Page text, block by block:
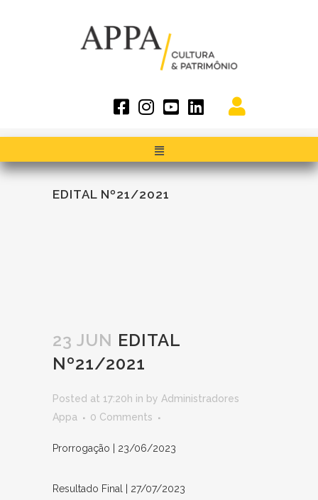
EDITAL Nº21/2021
23 JUN EDITAL
Nº21/2021
Posted at 17:20h in by Administradores
Appa
0 Comments
Prorrogação | 23/06/2023
Resultado Final | 27/07/2023